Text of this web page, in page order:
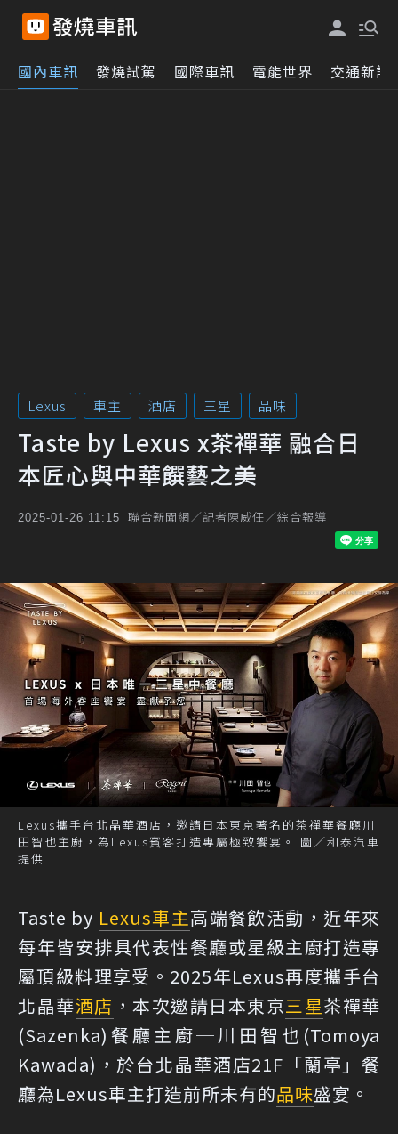
國內車訊 發燒試駕 國際車訊 電能世界 交通新訊
Lexus 車主 酒店 三星 品味
Taste by Lexus x茶禪華 融合日
本匠心與中華饌藝之美
2025-01-26 11:15 聯合新聞網／記者陳威任／綜合報導
Lexus攜手台北晶華酒店，邀請日本東京著名的茶禪華餐廳川
田智也主廚，為Lexus賓客打造專屬極致饗宴。 圖／和泰汽車
提供
Taste by Lexus車主高端餐飲活動，近年來
每年皆安排具代表性餐廳或星級主廚打造專
屬頂級料理享受。2025年Lexus再度攜手台
北晶華酒店 ，本次邀請日本東京三星茶禪華
(Sazenka)餐廳主廚─川田智也(Tomoya
Kawada)，於台北晶華酒店21F「蘭亭」餐
廳為Lexus車主打造前所未有的品味盛宴。